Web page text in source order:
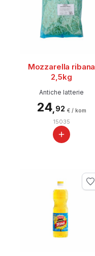
Mozzarella ribana
2,5kg
Antiche latterie
24 92 € / kom
15035